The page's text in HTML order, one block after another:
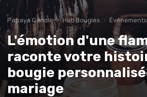
Papaya Candle Hub Bougies
L'émotion d'une
raconte votre
bougie
mariage